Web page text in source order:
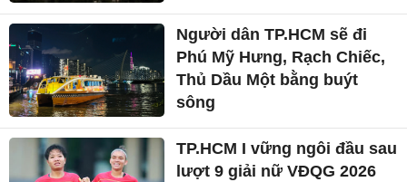
Người dân TP.HCM sẽ đi
Phú Mỹ Hưng, Rạch Chiếc,
Thủ Dầu Một bằng buýt
sông
TP.HCM I vững ngôi đầu sau
lượt 9 giải nữ VĐQG 2026